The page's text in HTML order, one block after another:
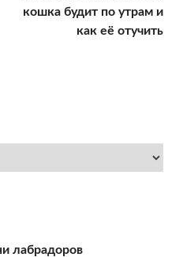
кошка будит по утрам и
как её отучить
лабрадоров